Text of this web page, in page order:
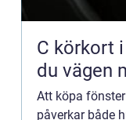
C körkort i
du vägen
Att köpa
påverkar både